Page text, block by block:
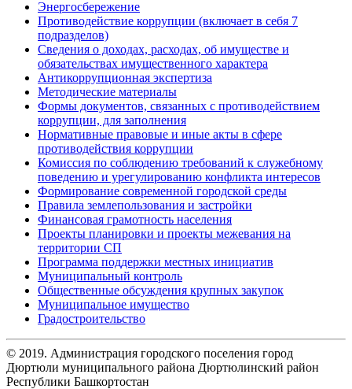
Энергосбережение
Противодействие коррупции (включает в себя 7
подразделов)
Сведения о доходах, расходах, об имуществе и
обязательствах имущественного характера
Антикоррупционная экспертиза
Методические материалы
Формы документов, связанных с противодействием
коррупции, для заполнения
Нормативные правовые и иные акты в сфере
противодействия коррупции
Комиссия по соблюдению требований к служебному
поведению и урегулированию конфликта интересов
Формирование современной городской среды
Правила землепользования и застройки
Финансовая грамотность населения
Проекты планировки и проекты межевания на
территории СП
Программа поддержки местных инициатив
Муниципальный контроль
Общественные обсуждения крупных закупок
Муниципальное имущество
Градостроительство
© 2019. Администрация городского поселения город
Дюртюли муниципального района Дюртюлинский район
Республики Башкортостан